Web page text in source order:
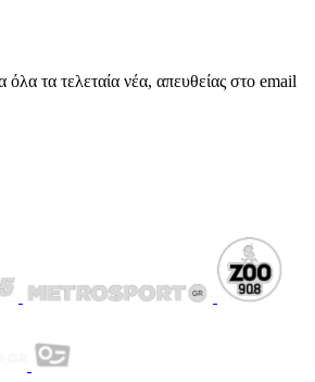
όλα τα τελεταία νέα, απευθείας στο email